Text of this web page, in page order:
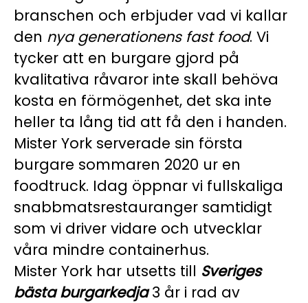
branschen och erbjuder vad vi kallar
den nya generationens fast food. Vi
tycker att en burgare gjord på
kvalitativa råvaror inte skall behöva
kosta en förmögenhet, det ska inte
heller ta lång tid att få den i handen.
Mister York serverade sin första
burgare sommaren 2020 ur en
foodtruck. Idag öppnar vi fullskaliga
snabbmatsrestauranger samtidigt
som vi driver vidare och utvecklar
våra mindre containerhus.
Mister York har utsetts till Sveriges
bästa burgarkedja3 år i rad av